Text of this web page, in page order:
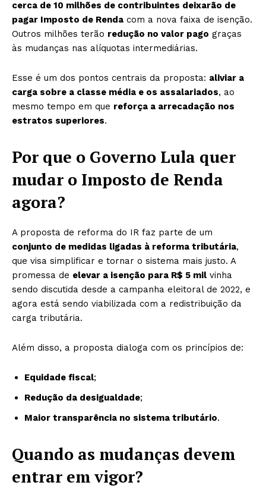
cerca de 10 milhões de contribuintes deixarão de
pagar Imposto de Renda com a nova faixa de isenção.
Outros milhões terão redução no valor pago graças
às mudanças nas alíquotas intermediárias.
Esse é um dos pontos centrais da proposta: aliviar a
carga sobre a classe média e os assalariados, ao
mesmo tempo em que reforça a arrecadação nos
estratos superiores.
Por que o Governo Lula quer
mudar o Imposto de Renda
agora?
A proposta de reforma do IR faz parte de um
conjunto de medidas ligadas à reforma tributária,
que visa simplificar e tornar o sistema mais justo. A
promessa de elevar a isenção para R$ 5 mil vinha
sendo discutida desde a campanha eleitoral de 2022, e
agora está sendo viabilizada com a redistribuição da
carga tributária.
Além disso, a proposta dialoga com os princípios de:
Equidade fiscal;
Redução da desigualdade;
Maior transparência no sistema tributário.
Quando as mudanças devem
entrar em vigor?